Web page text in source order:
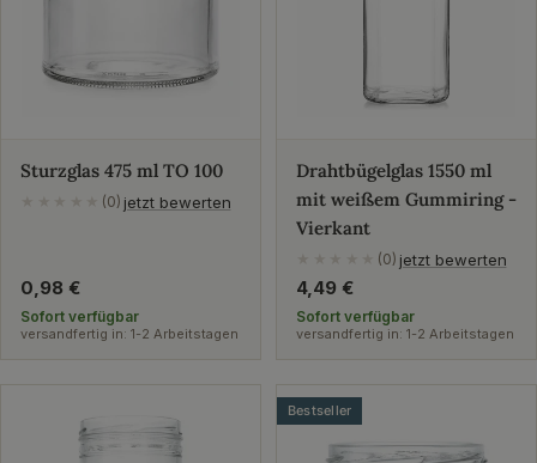
Sturzglas 475 ml TO 100
(0) jetzt bewerten
Regulärer
Preis
0,98 €
Sofort verfügbar
versandfertig in: 1-2 Arbeitstagen
Drahtbügelglas 1550 ml
mit weißem Gummiring -
Vierkant
(0) jetzt bewerten
Regulärer
Preis
4,49 €
Sofort verfügbar
versandfertig in: 1-2 Arbeitstagen
Bestseller